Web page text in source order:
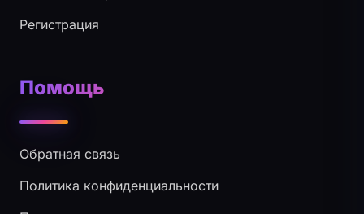
Регистрация
Помощь
Обратная связь
Политика конфиденциальности